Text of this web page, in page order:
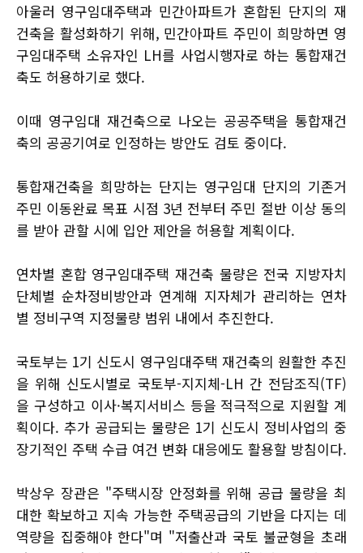
아울러 영구임대주택과 민간아파트가 혼합된 단지의 재
건축을 활성화하기 위해, 민간아파트 주민이 희망하면 영
구임대주택 소유자인 LH를 사업시행자로 하는 통합재건
축도 허용하기로 했다.
이때 영구임대 재건축으로 나오는 공공주택을 통합재건
축의 공공기여로 인정하는 방안도 검토 중이다.
통합재건축을 희망하는 단지는 영구임대 단지의 기존거
주민 이동완료 목표 시점 3년 전부터 주민 절반 이상 동의
를 받아 관할 시에 입안 제안을 허용할 계획이다.
연차별 혼합 영구임대주택 재건축 물량은 전국 지방자치
단체별 순차정비방안과 연계해 지자체가 관리하는 연차
별 정비구역 지정물량 범위 내에서 추진한다.
국토부는 1기 신도시 영구임대주택 재건축의 원활한 추진
을 위해 신도시별로 국토부-지지체-LH 간 전담조직(TF)
을 구성하고 이사·복지서비스 등을 적극적으로 지원할 계
획이다. 추가 공급되는 물량은 1기 신도시 정비사업의 중
장기적인 주택 수급 여건 변화 대응에도 활용할 방침이다.
박상우 장관은 "주택시장 안정화를 위해 공급 물량을 최
대한 확보하고 지속 가능한 주택공급의 기반을 다지는 데
역량을 집중해야 한다"며 "저출산과 국토 불균형을 초래